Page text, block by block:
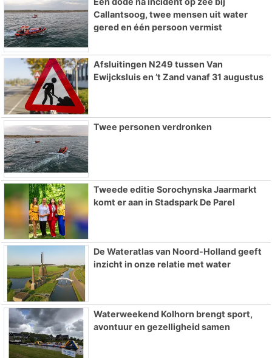
Callantsoog, twee mensen uit water
gered en één persoon vermist
Afsluitingen N249 tussen Van
Ewijcksluis en ’t Zand vanaf 31 augustus
Twee personen verdronken
Tweede editie Sorochynska Jaarmarkt
komt er aan in Stadspark De Parel
De Wateratlas van Noord-Holland geeft
inzicht in onze relatie met water
Waterweekend Kolhorn brengt sport,
avontuur en gezelligheid samen